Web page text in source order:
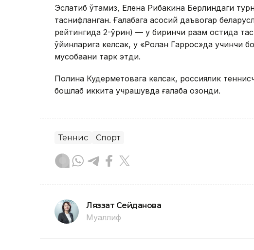
Эслатиб ўтамиз, Елена Рибакина Берлиндаги
таснифланган. Ғалабага асосий даъвогар
рейтингида 2-ўрин) — у биринчи рақам остида
ўйинларига келсак, у «Ролан Гаррос»да учинчи
мусобақани тарк этди.
Полина Кудерметовага келсак, россиялик
бошлаб иккита учрашувда ғалаба қозонди.
Теннис Спорт
Ляззат Сейданова
Муаллиф